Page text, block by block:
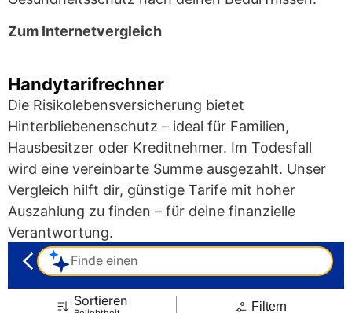
Zum Internetvergleich
Handytarifrechner
Die Risikolebensversicherung bietet
Hinterbliebenenschutz – ideal für Familien,
Hausbesitzer oder Kreditnehmer. Im Todesfall
wird eine vereinbarte Summe ausgezahlt. Unser
Vergleich hilft dir, günstige Tarife mit hoher
Auszahlung zu finden – für deine finanzielle
Verantwortung.